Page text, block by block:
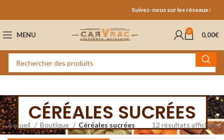
Suivez-nous sur les réseaux :
MENU 0 0,00€
CÉRÉALES SUCRÉES
Accueil Boutique Céréales sucrées 12 résultats affichés